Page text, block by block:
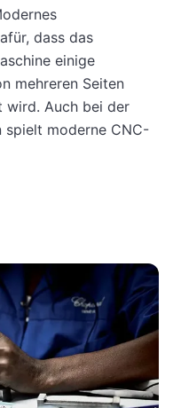
dass das
einige
mehreren Seiten
wird. Auch bei der
spielt moderne CNC-